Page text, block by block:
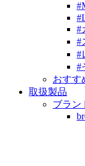
#
#
#
#
おすす
取扱製品
ブラン